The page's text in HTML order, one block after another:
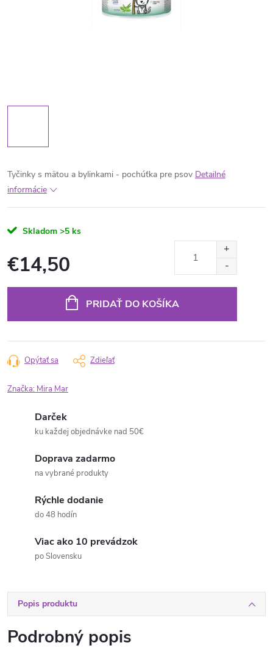
Tyčinky s mätou a bylinkami - pochúťka pre psov Detailné
informácie
Skladom >5 ks
€14,50
PRIDAŤ DO KOŠÍKA
Opýtať sa Zdieľať
Značka: Mira Mar
Darček
ku každej objednávke nad 50€
Doprava zadarmo
na vybrané produkty
Rýchle dodanie
do 48 hodín
Viac ako 10 prevádzok
po Slovensku
Popis produktu
Podrobný popis